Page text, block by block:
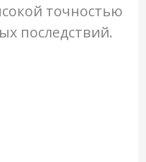
точностью
последствий.